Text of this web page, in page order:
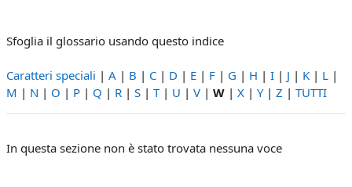
Sfoglia il glossario usando questo indice
Caratteri speciali | A | B | C | D | E | F | G | H | I | J | K | L |
M | N | O | P | Q | R | S | T| U | V | W | X | Y| Z | TUTTI
In questa sezione non è stato trovata nessuna voce